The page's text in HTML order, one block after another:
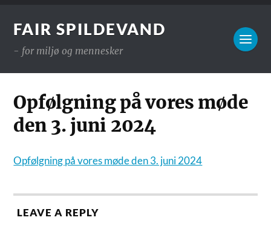
FAIR SPILDEVAND
- for miljø og mennesker
Opfølgning på vores møde
den 3. juni 2024
Opfølgning på vores møde den 3. juni 2024
LEAVE A REPLY